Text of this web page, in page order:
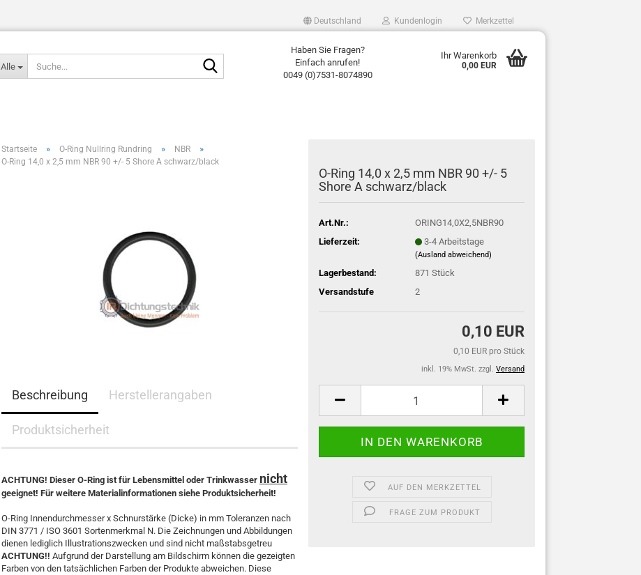
Deutschland Kundenlogin Merkzettel
Alle
Haben Sie Fragen?
Einfach anrufen!
0049 (0)7531-8074890
Ihr Warenkorb
0,00 EUR
Startseite » O-Ring Nullring Rundring » NBR »
O-Ring 14,0 x 2,5 mm NBR 90 +/- 5 Shore A schwarz/black
O-Ring 14,0 x 2,5 mm NBR 90 +/- 5
Shore A schwarz/black
Art.Nr.:
ORING14,0X2,5NBR90
Lieferzeit:
3-4 Arbeitstage
(Ausland abweichend)
Lagerbestand: 871 Stück
Versandstufe
2
0,10 EUR
0,10 EUR pro Stück
inkl. 19% MwSt. zzgl. Versand
AUF DEN MERKZETTEL
FRAGE ZUM PRODUKT
Beschreibung Herstellerangaben
Produktsicherheit
ACHTUNG! Dieser O-Ring ist für Lebensmittel oder Trinkwasser nicht
geeignet! Für weitere Materialinformationen siehe Produktsicherheit!
O-Ring Innendurchmesser x Schnurstärke (Dicke) in mm Toleranzen nach
DIN 3771 / ISO 3601 Sortenmerkmal N. Die Zeichnungen und Abbildungen
dienen lediglich Illustrationszwecken und sind nicht maßstabsgetreu
ACHTUNG!! Aufgrund der Darstellung am Bildschirm können die gezeigten
Farben von den tatsächlichen Farben der Produkte abweichen. Diese